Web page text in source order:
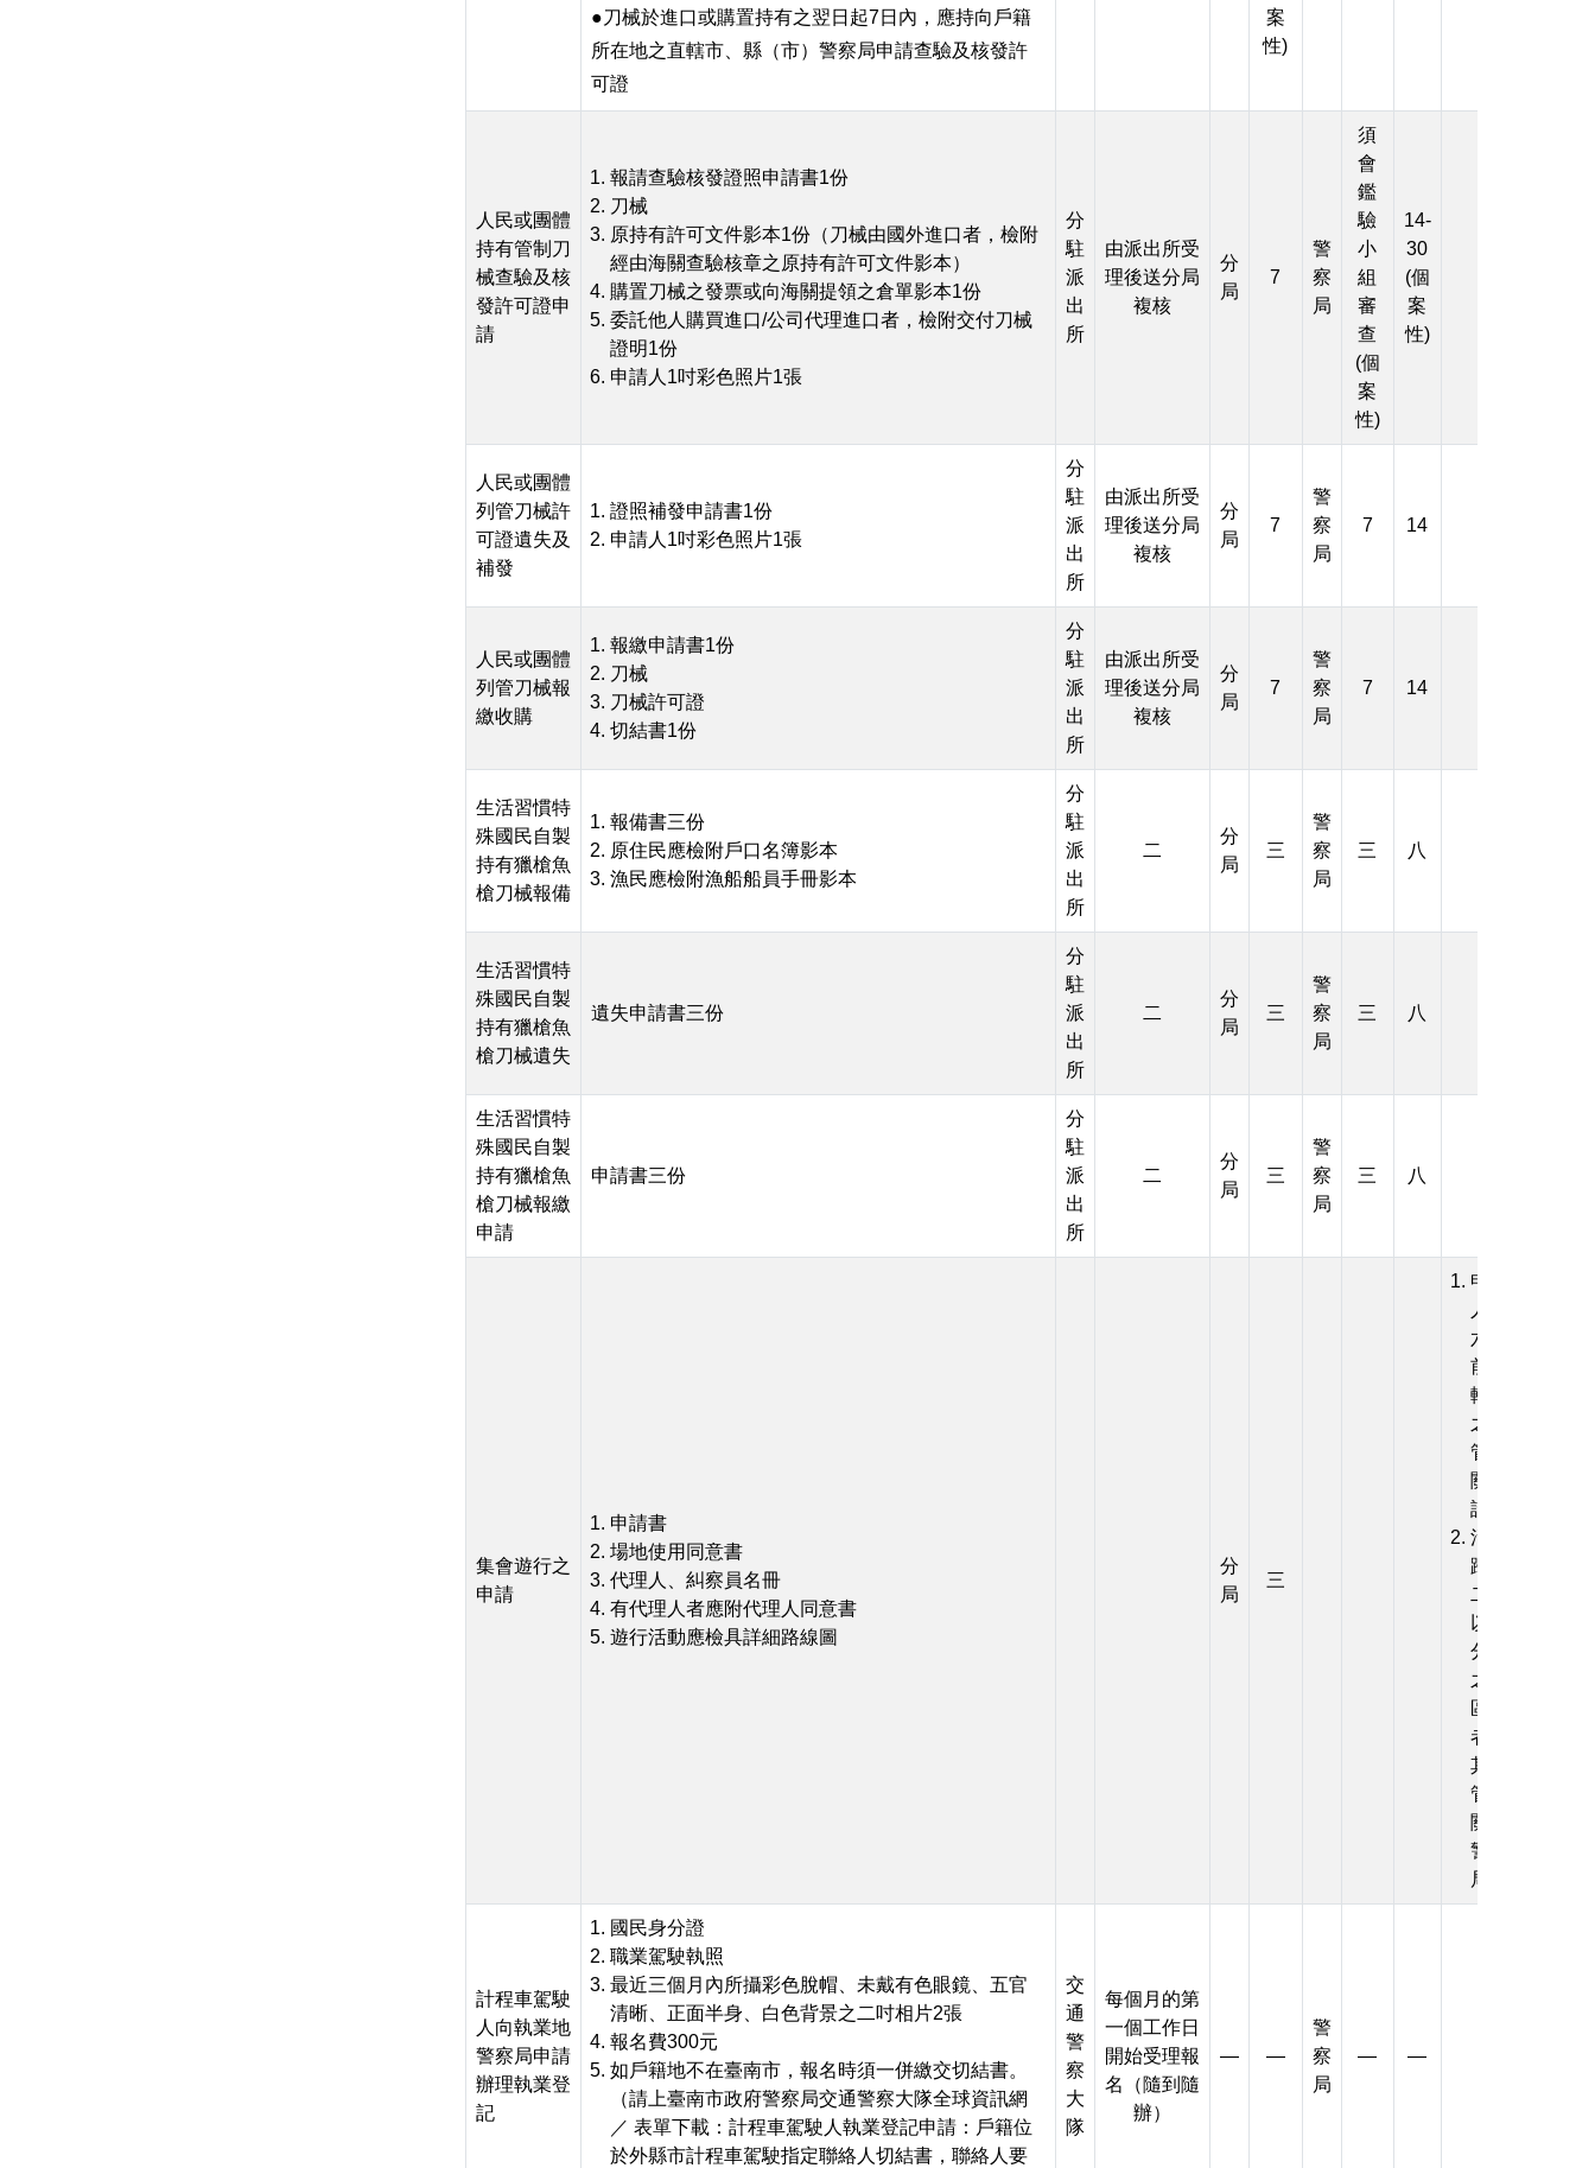
●刀械於進口或購置持有之翌日起7日內，應持向戶籍
所在地之直轄市、縣（市）警察局申請查驗及核發許
可證
案
性)
人民或團體
持有管制刀
械查驗及核
發許可證申
請
報請查驗核發證照申請書1份
刀械
原持有許可文件影本1份（刀械由國外進口者，檢附
經由海關查驗核章之原持有許可文件影本）
購置刀械之發票或向海關提領之倉單影本1份
委託他人購買進口/公司代理進口者，檢附交付刀械
證明1份
申請人1吋彩色照片1張
分
駐
派
出
所
由派出所受
理後送分局
複核
分
局
7
警
察
局
須
會
鑑
驗
小
組
審
查
(個
案
性)
14-
30
(個
案
性)
人民或團體
列管刀械許
可證遺失及
補發
證照補發申請書1份
申請人1吋彩色照片1張
分
駐
派
出
所
由派出所受
理後送分局
複核
分
局
7
警
察
局
7 14
人民或團體
列管刀械報
繳收購
報繳申請書1份
刀械
刀械許可證
切結書1份
分
駐
派
出
所
由派出所受
理後送分局
複核
分
局
7
警
察
局
7 14
生活習慣特
殊國民自製
持有獵槍魚
槍刀械報備
報備書三份
原住民應檢附戶口名簿影本
漁民應檢附漁船船員手冊影本
分
駐
派
出
所
二
分
局
三
警
察
局
三 八
生活習慣特
殊國民自製
持有獵槍魚
槍刀械遺失
遺失申請書三份
分
駐
派
出
所
二
分
局
三
警
察
局
三 八
生活習慣特
殊國民自製
持有獵槍魚
槍刀械報繳
申請
申請書三份
分
駐
派
出
所
二
分
局
三
警
察
局
三 八
集會遊行之
申請
申請書
場地使用同意書
代理人、糾察員名冊
有代理人者應附代理人同意書
遊行活動應檢具詳細路線圖
分
局
三
申請
人於
六日
前向
轄區
之主
管機
關申
請
活動
跨越
二個
以上
分局
之轄
區
者，
其主
管機
關為
警察
局
計程車駕駛
人向執業地
警察局申請
辦理執業登
記
國民身分證
職業駕駛執照
最近三個月內所攝彩色脫帽、未戴有色眼鏡、五官
清晰、正面半身、白色背景之二吋相片2張
報名費300元
如戶籍地不在臺南市，報名時須一併繳交切結書。
（請上臺南市政府警察局交通警察大隊全球資訊網
／ 表單下載：計程車駕駛人執業登記申請：戶籍位
於外縣市計程車駕駛指定聯絡人切結書，聯絡人要
交
通
警
察
大
隊
每個月的第
一個工作日
開始受理報
名（隨到隨
辦）
— —
警
察
局
— —